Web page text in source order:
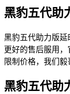
黑豹五代助
黑豹五代助力版延
更好的售后服用
限制价格，我们
黑豹五代助